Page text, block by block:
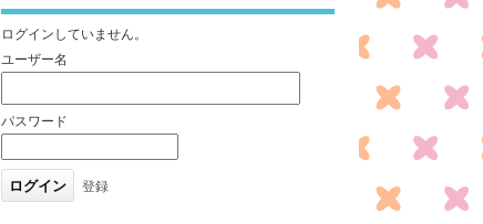
ログインしていません。
ユーザー名
パスワード
登録